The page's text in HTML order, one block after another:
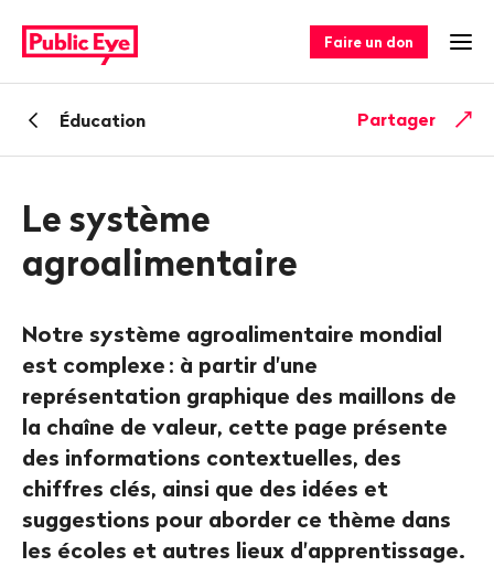
sur
publiceye.ch
rapide
Faire un don
RetourÉducation Partager
Le système
agroalimentaire
Notre système agroalimentaire mondial
est complexe : à partir d'une
représentation graphique des maillons de
la chaîne de valeur, cette page présente
des informations contextuelles, des
chiffres clés, ainsi que des idées et
suggestions pour aborder ce thème dans
les écoles et autres lieux d'apprentissage.